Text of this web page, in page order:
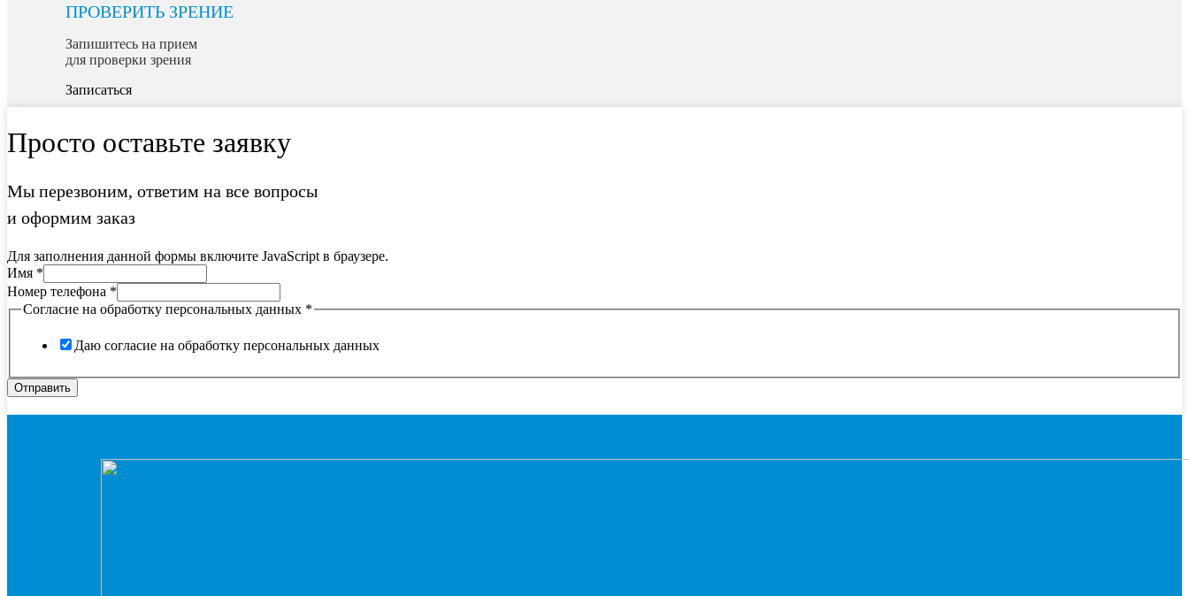
ПРОВЕРИТЬ ЗРЕНИЕ
Запишитесь на прием
для проверки зрения
Записаться
Просто оставьте заявку
Мы перезвоним, ответим на все вопросы
и оформим заказ
Для заполнения данной формы включите JavaScript в браузере.
Имя *
Номер телефона *
Согласие на обработку персональных данных *
Даю согласие на обработку персональных данных
Отправить